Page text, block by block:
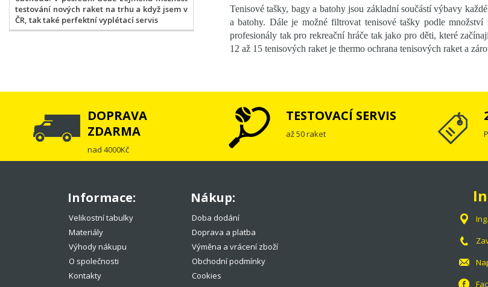
testování nových raket na trhu a když jsem v
ČR, tak také perfektní vyplétací servis
Tenisové tašky, bagy a batohy jsou základní součástí výbavy
a batohy. Dále je možné filtrovat tenisové tašky podle
profesionály tak pro rekreační hráče tak jako pro děti, které
12 až 15 tenisových raket je thermo ochrana tenisových raket a
DOPRAVA
ZDARMA
nad 4000Kč
TESTOVACÍ SERVIS
až 50 raket
Informace:
Velikostní tabulky
Materiály
Výhody nákupu
O společnosti
Kontakty
Nákup:
Doba dodání
Doprava a platba
Výměna a vrácení zboží
Obchodní podmínky
Cookies